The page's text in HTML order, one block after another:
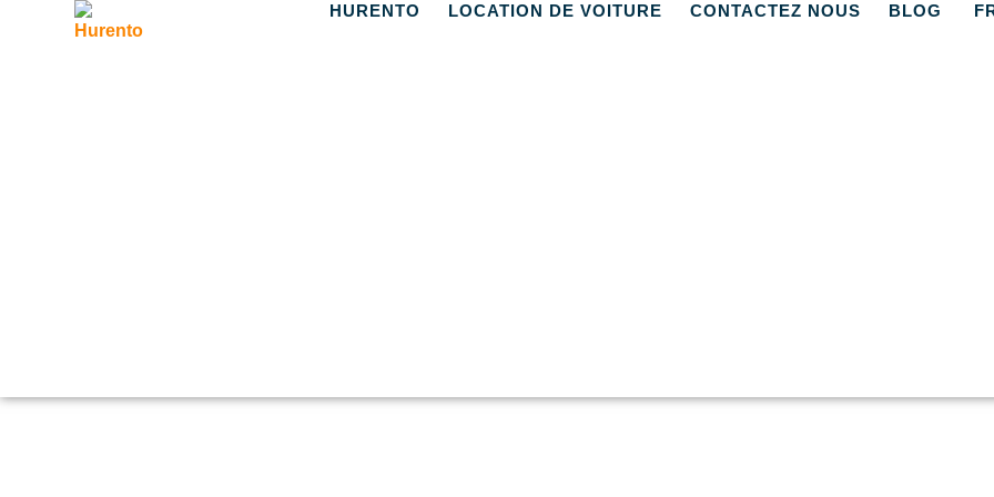
HURENTO LOCATION DE VOITURE CONTACTEZ NOUS BLOG